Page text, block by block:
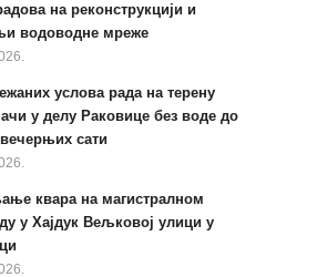
на реконструкцији и
водоводне мреже
услова рада на терену
у делу Раковице без воде до
сати
квара на магистралном
у Хајдук Вељковој улици у